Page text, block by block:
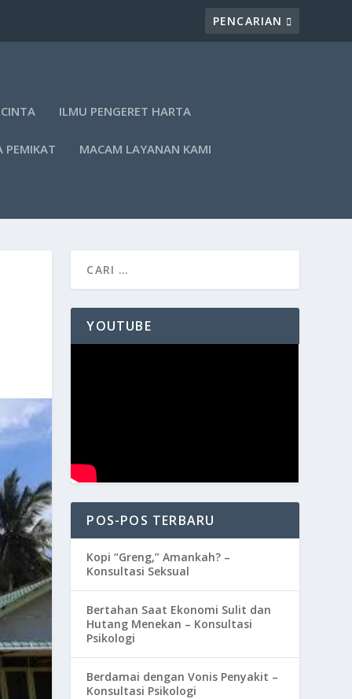
ILMU PENGERET HARTA
PEMIKAT MACAM LAYANAN KAMI
YOUTUBE
POS-POS TERBARU
Kopi “Greng,” Amankah? –
Konsultasi Seksual
Bertahan Saat Ekonomi Sulit dan
Hutang Menekan – Konsultasi
Psikologi
Berdamai dengan Vonis Penyakit –
Konsultasi Psikologi